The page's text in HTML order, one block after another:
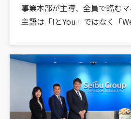
事業本部が主導、全員で臨む
主語は「IとYou」ではなく「